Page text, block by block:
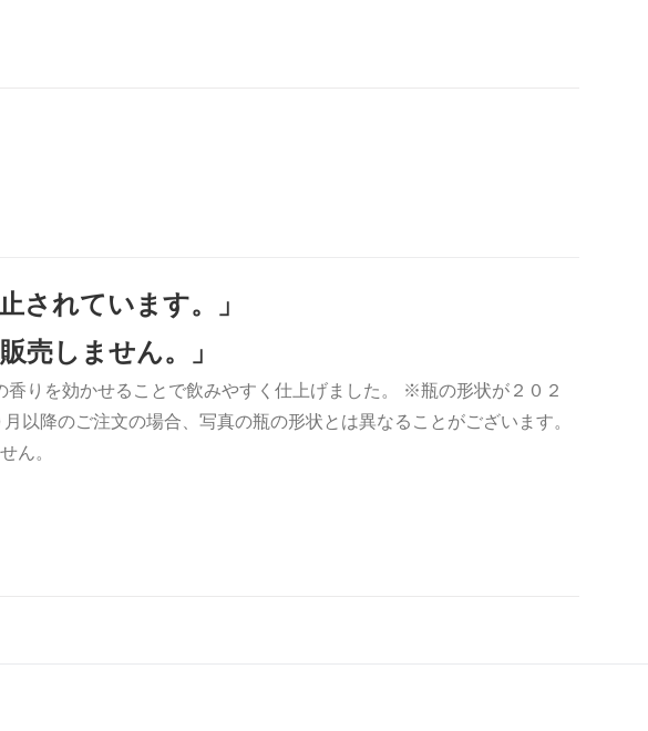
されています。」
売しません。」
りを効かせることで飲みやすく仕上げました。 ※瓶の形状が２０２
以降のご注文の場合、写真の瓶の形状とは異なることがございます。
ん。